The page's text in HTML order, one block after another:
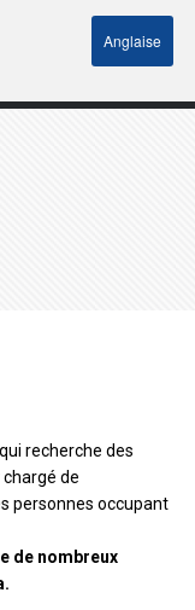
Anglaise
recherche des
de
personnes occupant
de nombreux